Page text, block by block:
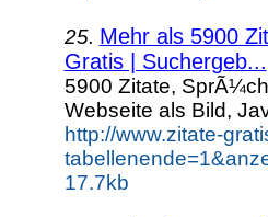
25. Mehr als 5900
Gratis | Suchergeb...
5900 Zitate,
Webseite als Bild,
http://www.zitate-
17.7kb